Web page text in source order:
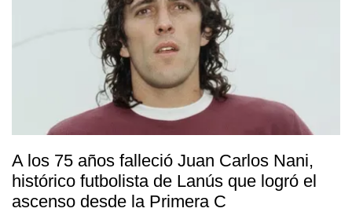
A los 75 años falleció Juan Carlos Nani,
histórico futbolista de Lanús que logró el
ascenso desde la Primera C